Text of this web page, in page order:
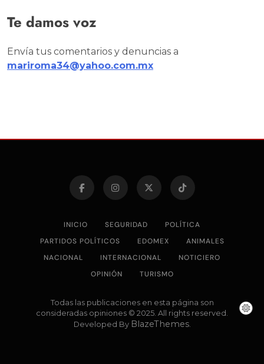
Te damos voz
Envía tus comentarios y denuncias a
mariroma34@yahoo.com.mx
INICIO SEGURIDAD
POLÍTICA
PARTIDOS POLÍTICOS
EDOMEX
ANIMALES
NACIONAL
INTERNACIONAL
NOTICIERO
OPINIÓN
TURISMO
Todas las publicaciones en esta página son
consideradas opiniones © 2025. All rights reserved.
Developed By BlazeThemes.